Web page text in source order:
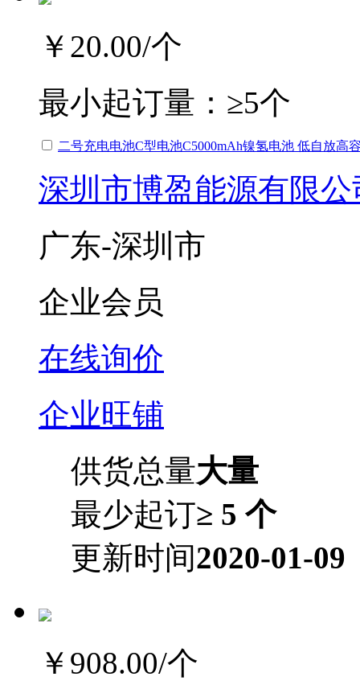
￥20.00/个
最小起订量： ≥5个
二号充电电池C型电池C5000mAh镍氢电池 低自放高
深圳市博盈能源有限公
广东-深圳市
企业会员
在线询价
企业旺铺
供货总量大量
最少起订≥ 5 个
更新时间2020-01-09
￥908.00/个